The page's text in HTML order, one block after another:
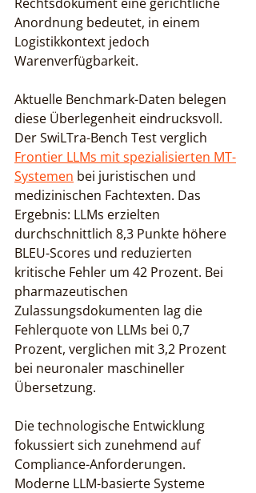
Anordnung bedeutet, in einem
Logistikkontext jedoch
Warenverfügbarkeit.
Aktuelle Benchmark-Daten belegen
diese Überlegenheit eindrucksvoll.
Der SwiLTra-Bench Test verglich
Frontier LLMs mit spezialisierten MT-
Systemen bei juristischen und
medizinischen Fachtexten. Das
Ergebnis: LLMs erzielten
durchschnittlich 8,3 Punkte höhere
BLEU-Scores und reduzierten
kritische Fehler um 42 Prozent. Bei
pharmazeutischen
Zulassungsdokumenten lag die
Fehlerquote von LLMs bei 0,7
Prozent, verglichen mit 3,2 Prozent
bei neuronaler maschineller
Übersetzung.
Die technologische Entwicklung
fokussiert sich zunehmend auf
Compliance-Anforderungen.
Moderne LLM-basierte Systeme